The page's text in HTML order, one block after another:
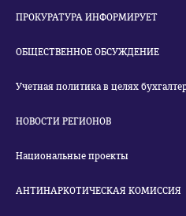
ПРОКУРАТУРА ИНФОРМИРУЕТ
ОБЩЕСТВЕННОЕ ОБСУЖДЕНИЕ
Учетная политика в целях
НОВОСТИ РЕГИОНОВ
Национальные проекты
АНТИНАРКОТИЧЕСКАЯ КОМИССИЯ